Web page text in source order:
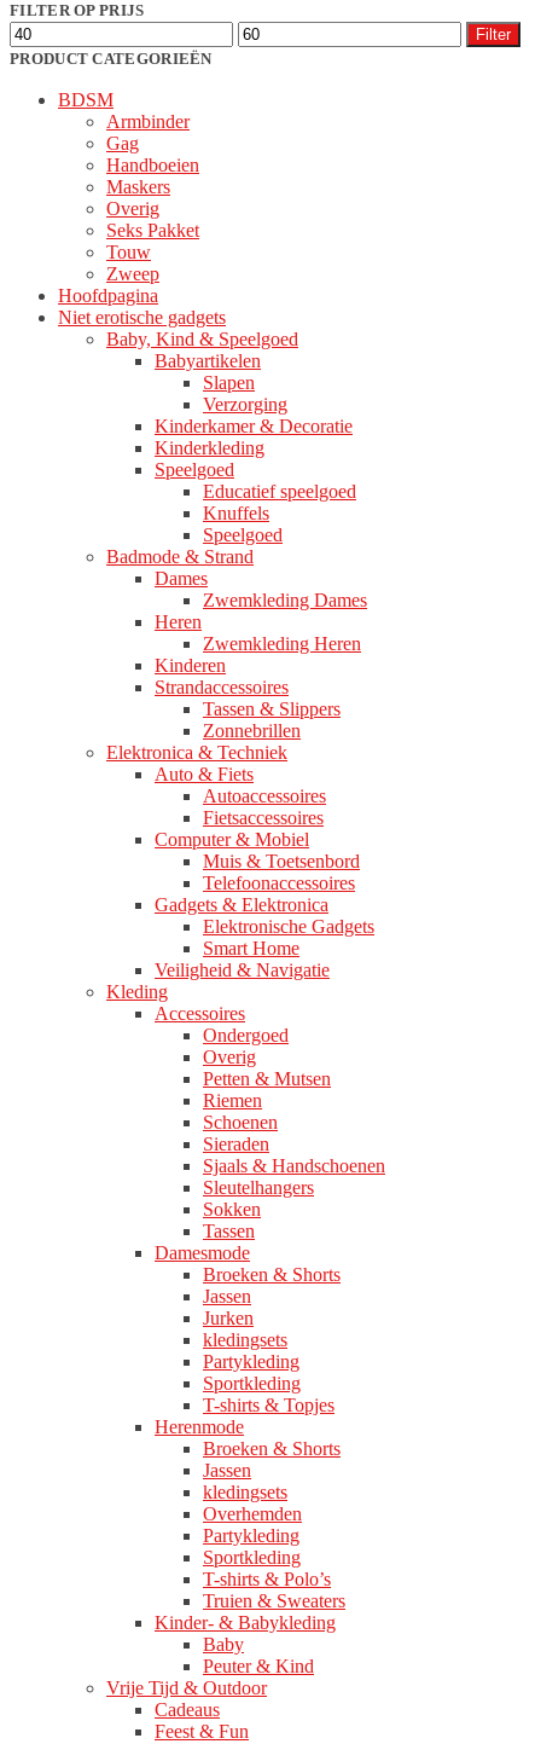
FILTER OP PRIJS
Min.
prijs
Max.
prijs
Filter
PRODUCT CATEGORIEËN
BDSM
Armbinder
Gag
Handboeien
Maskers
Overig
Seks Pakket
Touw
Zweep
Hoofdpagina
Niet erotische gadgets
Baby, Kind & Speelgoed
Babyartikelen
Slapen
Verzorging
Kinderkamer & Decoratie
Kinderkleding
Speelgoed
Educatief speelgoed
Knuffels
Speelgoed
Badmode & Strand
Dames
Zwemkleding Dames
Heren
Zwemkleding Heren
Kinderen
Strandaccessoires
Tassen & Slippers
Zonnebrillen
Elektronica & Techniek
Auto & Fiets
Autoaccessoires
Fietsaccessoires
Computer & Mobiel
Muis & Toetsenbord
Telefoonaccessoires
Gadgets & Elektronica
Elektronische Gadgets
Smart Home
Veiligheid & Navigatie
Kleding
Accessoires
Ondergoed
Overig
Petten & Mutsen
Riemen
Schoenen
Sieraden
Sjaals & Handschoenen
Sleutelhangers
Sokken
Tassen
Damesmode
Broeken & Shorts
Jassen
Jurken
kledingsets
Partykleding
Sportkleding
T-shirts & Topjes
Herenmode
Broeken & Shorts
Jassen
kledingsets
Overhemden
Partykleding
Sportkleding
T-shirts & Polo’s
Truien & Sweaters
Kinder- & Babykleding
Baby
Peuter & Kind
Vrije Tijd & Outdoor
Cadeaus
Feest & Fun